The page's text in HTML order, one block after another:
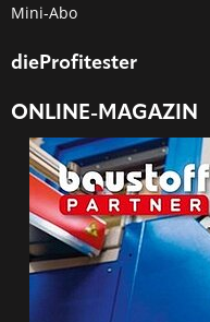
Mini-Abo
dieProfitester
ONLINE-MAGAZIN